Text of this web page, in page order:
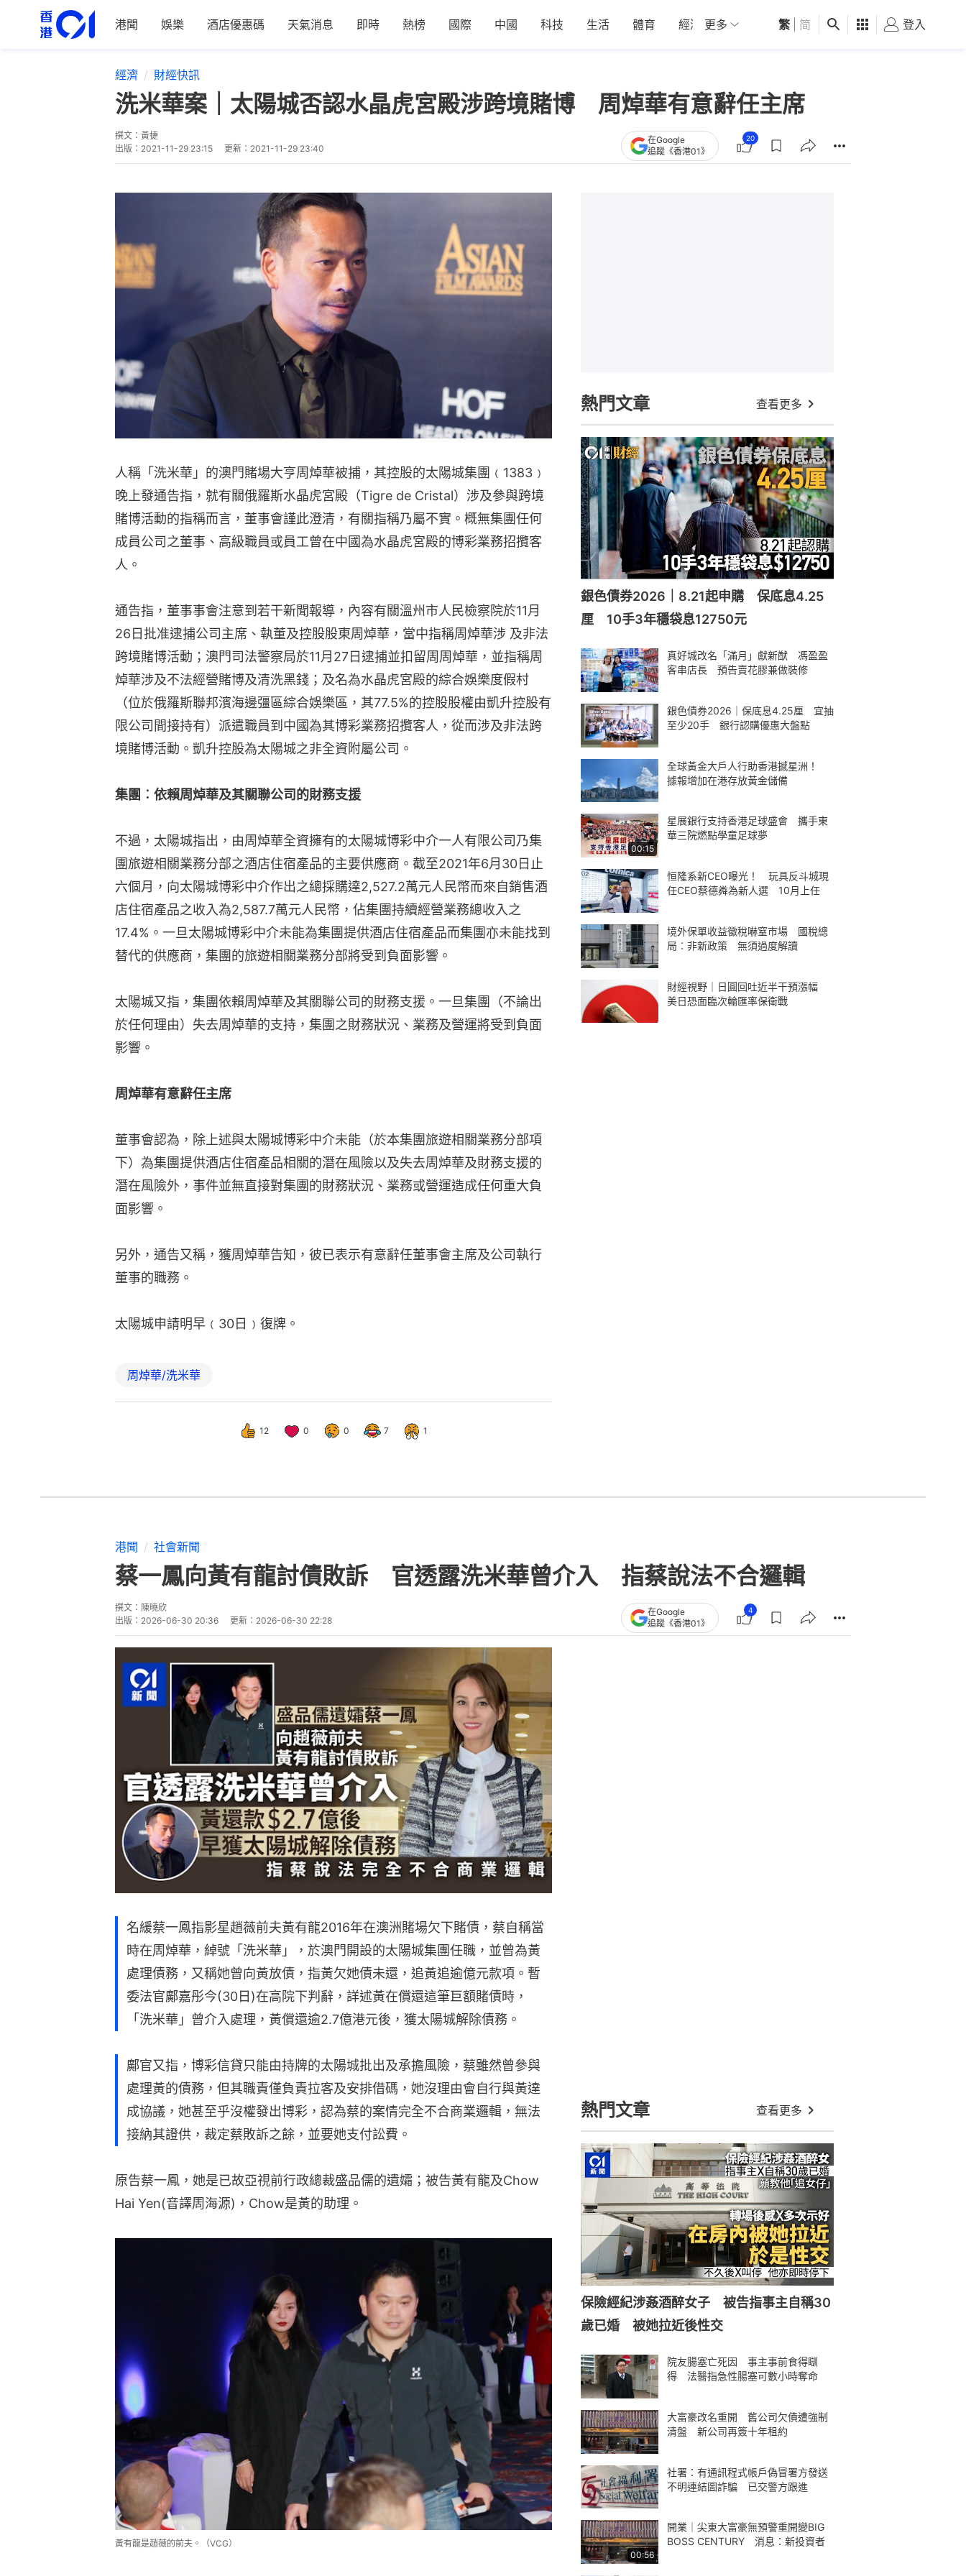
港聞 娛樂 酒店優惠碼 天氣消息 即時 熱榜 國際 中國 科技 生活 體育 經濟 01深圳 觀點 健康 好食玩飛
更多 繁 简 登入
經濟 財經快訊
洗米華案｜太陽城否認水晶虎宮殿涉跨境賭博 周焯華有意辭任主席
撰文： 黃捷
出版： 2021-11-29 23:15 更新： 2021-11-29 23:40
在Google
追蹤《香港01》
20
人稱「洗米華」的澳門賭場大亨周焯華被捕，其控股的太陽城集團﹙1383﹚
晚上發通告指，就有關俄羅斯水晶虎宮殿（Tigre de Cristal）涉及參與跨境
賭博活動的指稱而言，董事會謹此澄清，有關指稱乃屬不實。概無集團任何
成員公司之董事、高級職員或員工曾在中國為水晶虎宮殿的博彩業務招攬客
人。
通告指，董事事會注意到若干新聞報導，內容有關溫州市人民檢察院於11月
26日批准逮捕公司主席、執董及控股股東周焯華，當中指稱周焯華涉 及非法
跨境賭博活動；澳門司法警察局於11月27日逮捕並扣留周周焯華，並指稱周
焯華涉及不法經營賭博及清洗黑錢；及名為水晶虎宮殿的綜合娛樂度假村
（位於俄羅斯聯邦濱海邊彊區綜合娛樂區，其77.5%的控股股權由凱升控股有
限公司間接持有）派遣職員到中國為其博彩業務招攬客人，從而涉及非法跨
境賭博活動。凱升控股為太陽城之非全資附屬公司。
集團︰依賴周焯華及其關聯公司的財務支援
不過，太陽城指出，由周焯華全資擁有的太陽城博彩中介一人有限公司乃集
團旅遊相關業務分部之酒店住宿產品的主要供應商。截至2021年6月30日止
六個月，向太陽城博彩中介作出之總採購達2,527.2萬元人民幣而來自銷售酒
店住宿產品之收入為2,587.7萬元人民幣，佔集團持續經營業務總收入之
17.4%。一旦太陽城博彩中介未能為集團提供酒店住宿產品而集團亦未能找到
替代的供應商，集團的旅遊相關業務分部將受到負面影響。
太陽城又指，集團依賴周焯華及其關聯公司的財務支援。一旦集團（不論出
於任何理由）失去周焯華的支持，集團之財務狀況、業務及營運將受到負面
影響。
周焯華有意辭任主席
董事會認為，除上述與太陽城博彩中介未能（於本集團旅遊相關業務分部項
下）為集團提供酒店住宿產品相關的潛在風險以及失去周焯華及財務支援的
潛在風險外，事件並無直接對集團的財務狀況、業務或營運造成任何重大負
面影響。
另外，通告又稱，獲周焯華告知，彼已表示有意辭任董事會主席及公司執行
董事的職務。
太陽城申請明早﹙30日﹚復牌。
周焯華/洗米華
12 0 0 7 1
熱門文章 查看更多
銀色債券2026｜8.21起申購 保底息4.25
厘 10手3年穩袋息12750元
真好城改名「滿月」獻新猷 馮盈盈
客串店長 預告賣花膠兼做裝修
銀色債券2026｜保底息4.25厘 宜抽
至少20手 銀行認購優惠大盤點
全球黃金大戶人行助香港撼星洲！
據報增加在港存放黃金儲備
00:15
星展銀行支持香港足球盛會 攜手東
華三院燃點學童足球夢
恒隆系新CEO曝光！ 玩具反斗城現
任CEO蔡德粦為新人選 10月上任
境外保單收益徵稅嚇窒市場 國稅總
局︰非新政策 無須過度解讀
財經視野｜日圓回吐近半干預漲幅
美日恐面臨次輪匯率保衛戰
港聞 社會新聞
蔡一鳳向黃有龍討債敗訴 官透露洗米華曾介入 指蔡說法不合邏輯
撰文： 陳曉欣
出版： 2026-06-30 20:36 更新： 2026-06-30 22:28
在Google
追蹤《香港01》
4
名緩蔡一鳳指影星趙薇前夫黃有龍2016年在澳洲賭場欠下賭債，蔡自稱當
時在周焯華，綽號「洗米華」，於澳門開設的太陽城集團任職，並曾為黃
處理債務，又稱她曾向黃放債，指黃欠她債未還，追黃追逾億元款項。暫
委法官鄺嘉彤今(30日)在高院下判辭，詳述黃在償還這筆巨額賭債時，
「洗米華」曾介入處理，黃償還逾2.7億港元後，獲太陽城解除債務。
鄺官又指，博彩信貸只能由持牌的太陽城批出及承擔風險，蔡雖然曾參與
處理黃的債務，但其職責僅負責拉客及安排借碼，她沒理由會自行與黃達
成協議，她甚至乎沒權發出博彩，認為蔡的案情完全不合商業邏輯，無法
接納其證供，裁定蔡敗訴之餘，並要她支付訟費。
原告蔡一鳳，她是已故亞視前行政總裁盛品儒的遺孀；被告黃有龍及Chow
Hai Yen(音譯周海源)，Chow是黃的助理。
黃有龍是趙薇的前夫。（VCG）
熱門文章 查看更多
保險經紀涉姦酒醉女子 被告指事主自稱30
歲已婚 被她拉近後性交
院友腸塞亡死因 事主事前食得瞓
得 法醫指急性腸塞可數小時奪命
大富豪改名重開 舊公司欠債遭強制
清盤 新公司再簽十年租約
社署：有通訊程式帳戶偽冒署方發送
不明連結圖詐騙 已交警方跟進
00:56
開業｜尖東大富豪無預警重開變BIG
BOSS CENTURY 消息：新投資者